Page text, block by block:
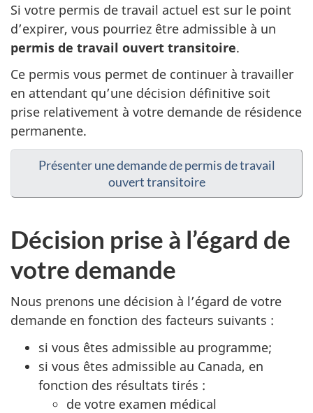
Si votre permis de travail actuel est sur le point
d’expirer, vous pourriez être admissible à un
permis de travail ouvert transitoire.
Ce permis vous permet de continuer à travailler
en attendant qu’une décision définitive soit
prise relativement à votre demande de résidence
permanente.
Présenter une demande de permis de travail
ouvert transitoire
Décision prise à l’égard de
votre demande
Nous prenons une décision à l’égard de votre
demande en fonction des facteurs suivants :
si vous êtes admissible au programme;
si vous êtes admissible au Canada, en
fonction des résultats tirés :
de votre examen médical